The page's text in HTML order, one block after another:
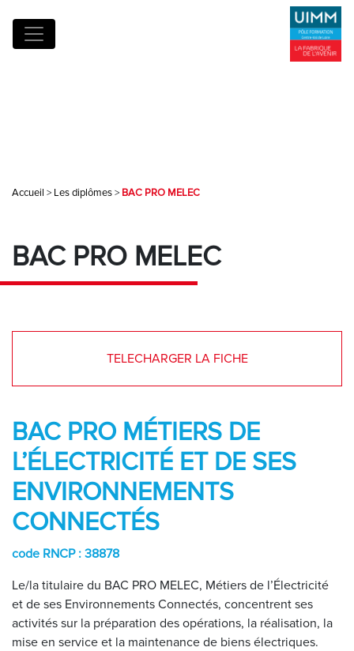
Accueil > Les diplômes> BAC PRO MELEC
BAC PRO MELEC
TELECHARGER LA FICHE
BAC PRO MÉTIERS DE
L’ÉLECTRICITÉ ET DE SES
ENVIRONNEMENTS
CONNECTÉS
code RNCP : 38878
Le/la titulaire du BAC PRO MELEC, Métiers de l’Électricité
et de ses Environnements Connectés, concentrent ses
activités sur la préparation des opérations, la réalisation, la
mise en service et la maintenance de biens électriques.